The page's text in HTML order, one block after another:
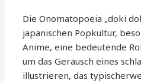
Die Onomatopoeia „doki
japanischen Popkultur,
Anime, eine bedeutende
um das Geräusch eines
illustrieren, das